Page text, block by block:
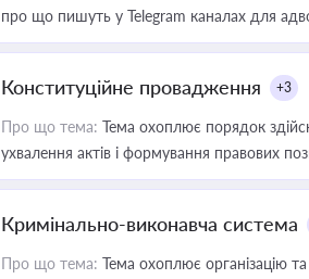
про що пишуть у Telegram каналах для
Конституційне провадження +3
Про що тема: Тема охоплює порядок
ухвалення актів і формування правових
Кримінально-виконавча система
Про що тема: Тема охоплює організацію